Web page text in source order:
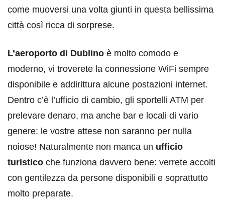
come muoversi una volta giunti in questa bellissima
città così ricca di sorprese.
L’aeroporto di Dublino è molto comodo e
moderno, vi troverete la connessione WiFi sempre
disponibile e addirittura alcune postazioni internet.
Dentro c’è l’ufficio di cambio, gli sportelli ATM per
prelevare denaro, ma anche bar e locali di vario
genere: le vostre attese non saranno per nulla
noiose! Naturalmente non manca un ufficio
turistico che funziona davvero bene: verrete accolti
con gentilezza da persone disponibili e soprattutto
molto preparate.